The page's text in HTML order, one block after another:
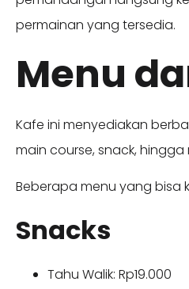
permainan yang tersedia.
Menu
Kafe ini menyediakan
main course, snack,
Beberapa menu yang bisa
Snacks
Tahu Walik: Rp19.000